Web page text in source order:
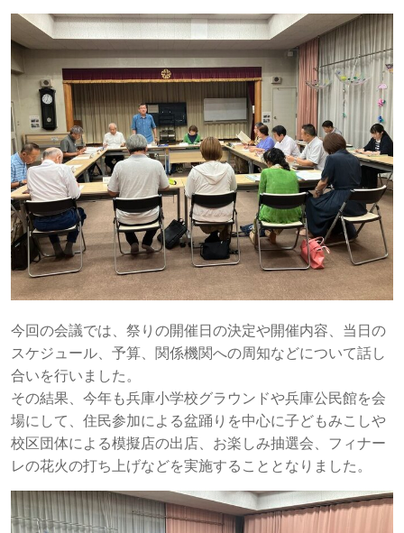
今回の会議では、祭りの開催日の決定や開催内容、当日の
スケジュール、予算、関係機関への周知などについて話し
合いを行いました。
その結果、今年も兵庫小学校グラウンドや兵庫公民館を会
場にして、住民参加による盆踊りを中心に子どもみこしや
校区団体による模擬店の出店、お楽しみ抽選会、フィナー
レの花火の打ち上げなどを実施することとなりました。